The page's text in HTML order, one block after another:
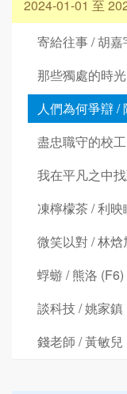
2024-01-01 至
寄給往事 / 胡嘉
那些獨處的時
人們為何爭辯 /
盡忠職守的校
我在平凡之中
凍檸檬茶 / 利映
微笑以對 / 林焓
蜉蝣 / 熊洛 (F6)
談科技 / 姚家鎮
錢老師 / 黃敏兒